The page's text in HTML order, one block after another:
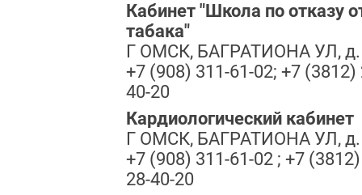
Кабинет "Школа по отказу
табака"
Г ОМСК, БАГРАТИОНА УЛ, д.
+7 (908) 311-61-02; +7
40-20
Кардиологический кабинет
Г ОМСК, БАГРАТИОНА УЛ, д.
+7 (908) 311-61-02 ; +7
28-40-20